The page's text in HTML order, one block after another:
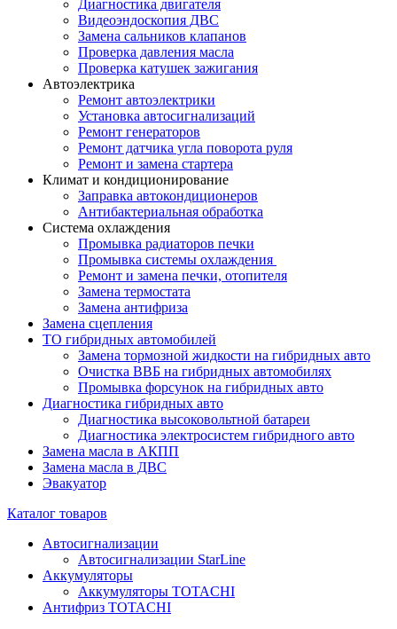
Диагностика двигателя
Видеоэндоскопия ДВС
Замена сальников клапанов
Проверка давления масла
Проверка катушек зажигания
Автоэлектрика
Ремонт автоэлектрики
Установка автосигнализаций
Ремонт генераторов
Ремонт датчика угла поворота руля
Ремонт и замена стартера
Климат и кондиционирование
Заправка автокондиционеров
Антибактериальная обработка
Система охлаждения
Промывка радиаторов печки
Промывка системы охлаждения
Ремонт и замена печки, отопителя
Замена термостата
Замена антифриза
Замена сцепления
ТО гибридных автомобилей
Замена тормозной жидкости на гибридных авто
Очистка ВВБ на гибридных автомобилях
Промывка форсунок на гибридных авто
Диагностика гибридных авто
Диагностика высоковольтной батареи
Диагностика электросистем гибридного авто
Замена масла в АКПП
Замена масла в ДВС
Эвакуатор
Каталог товаров
Автосигнализации
Автосигнализации StarLine
Аккумуляторы
Аккумуляторы TOTACHI
Антифриз TOTACHI